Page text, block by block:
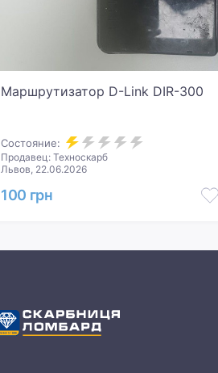
Маршрутизатор D-Link DIR-300
Состояние:
Продавец: Техноскарб
Львов, 22.06.2026
100 грн